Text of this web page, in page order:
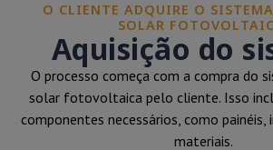
O CLIENTE ADQUIRE O
SOLAR
Aquisição do
O processo começa com a compra do
solar fotovoltaica pelo cliente. Isso
componentes necessários, como
materiais.